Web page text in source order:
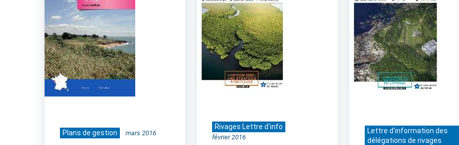
Plans de gestion mars 2016
Rivages Lettre d'info
février 2016
Lettre d'information des
délégations de rivages